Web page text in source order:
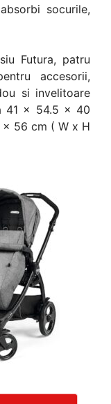
socurile,
Futura, patru
accesorii,
si invelitoare
41 x 54.5 x 40
56 cm ( W x H